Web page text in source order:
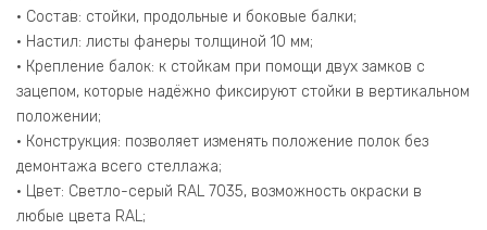
• Состав: стойки, продольные и боковые балки;
• Настил: листы фанеры толщиной 10 мм;
• Крепление балок: к стойкам при помощи двух замков с
зацепом, которые надёжно фиксируют стойки в вертикальном
положении;
• Конструкция: позволяет изменять положение полок без
демонтажа всего стеллажа;
• Цвет: Светло-серый RAL 7035, возможность окраски в
любые цвета RAL;